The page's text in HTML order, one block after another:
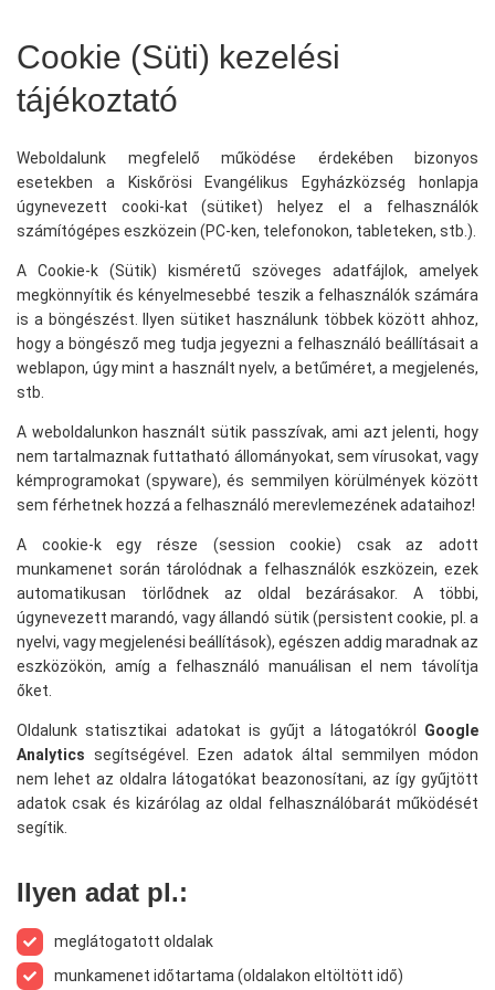
Cookie (Süti) kezelési
tájékoztató
Weboldalunk megfelelő működése érdekében bizonyos
esetekben a Kiskőrösi Evangélikus Egyházközség honlapja
úgynevezett cooki-kat (sütiket) helyez el a felhasználók
számítógépes eszközein (PC-ken, telefonokon, tableteken, stb.).
A Cookie-k (Sütik) kisméretű szöveges adatfájlok, amelyek
megkönnyítik és kényelmesebbé teszik a felhasználók számára
is a böngészést. Ilyen sütiket használunk többek között ahhoz,
hogy a böngésző meg tudja jegyezni a felhasználó beállításait a
weblapon, úgy mint a használt nyelv, a betűméret, a megjelenés,
stb.
A weboldalunkon használt sütik passzívak, ami azt jelenti, hogy
nem tartalmaznak futtatható állományokat, sem vírusokat, vagy
kémprogramokat (spyware), és semmilyen körülmények között
sem férhetnek hozzá a felhasználó merevlemezének adataihoz!
A cookie-k egy része (session cookie) csak az adott
munkamenet során tárolódnak a felhasználók eszközein, ezek
automatikusan törlődnek az oldal bezárásakor. A többi,
úgynevezett marandó, vagy állandó sütik (persistent cookie, pl. a
nyelvi, vagy megjelenési beállítások), egészen addig maradnak az
eszközökön, amíg a felhasználó manuálisan el nem távolítja
őket.
Oldalunk statisztikai adatokat is gyűjt a látogatókról Google
Analytics segítségével. Ezen adatok által semmilyen módon
nem lehet az oldalra látogatókat beazonosítani, az így gyűjtött
adatok csak és kizárólag az oldal felhasználóbarát működését
segítik.
Ilyen adat pl.:
meglátogatott oldalak
munkamenet időtartama (oldalakon eltöltött idő)